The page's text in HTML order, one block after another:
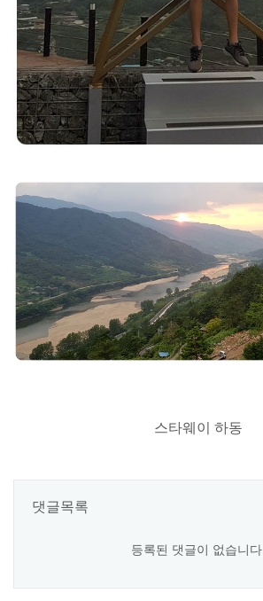
스타웨이 하동
댓글목록
등록된 댓글이 없습니다.